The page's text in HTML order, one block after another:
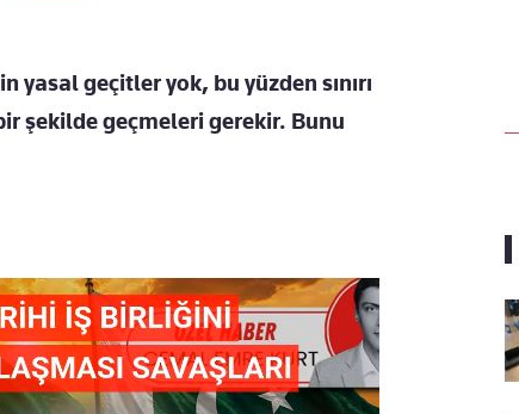
geçitler yok, bu yüzden sınırı
şekilde geçmeleri gerekir. Bunu